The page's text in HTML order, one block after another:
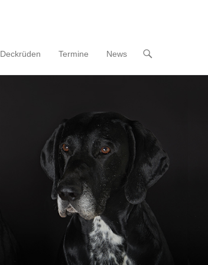
Deckrüden Termine News